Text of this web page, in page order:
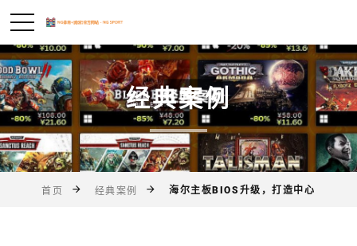
经典案例
首页 经典案例 海尔主板BIOS升级，打造中心